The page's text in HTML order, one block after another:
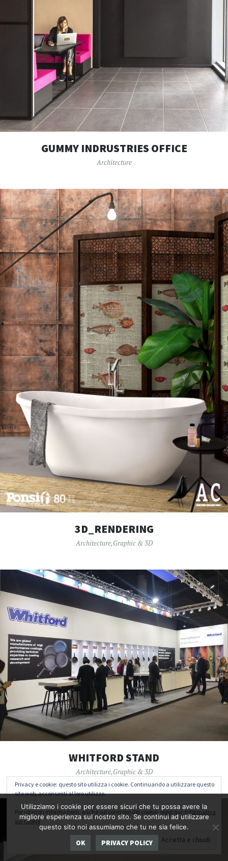
GUMMY INDRUSTRIES OFFICE
Architecture
3D_RENDERING
Architecture,Graphic & 3D
WHITFORD STAND
Architecture,Graphic & 3D
Privacy e cookie: questo sito utilizza i cookie. Continuando a utilizzare questo
sito web, acconsenti al loro utilizzo.
Per ulteriori informazioni, anche sul controllo dei cookie, leggi qui: Informativa
sui cookie
Utilizziamo i cookie per essere sicuri che tu possa avere la
migliore esperienza sul nostro sito. Se continui ad utilizzare
questo sito noi assumiamo che tu ne sia felice.
OK PRIVACY POLICY